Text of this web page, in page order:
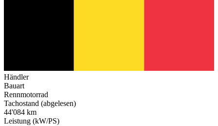
Händler
Bauart
Rennmotorrad
Tachostand (abgelesen)
44'084 km
Leistung (kW/PS)